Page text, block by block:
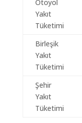
Otoyol
Yakıt
Tüketimi
Birleşik
Yakıt
Tüketimi
Şehir
Yakıt
Tüketimi